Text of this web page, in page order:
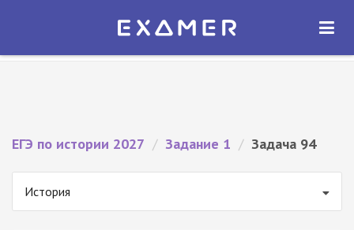
Экзамер — ЕГЭ 2027
ОТКРЫТЬ
ЕГЭ по истории 2027 / Задание 1 / Задача 94
История